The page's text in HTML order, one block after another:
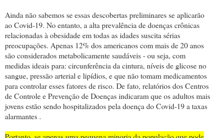
Ainda não sabemos se essas descobertas preliminares se aplicarão
ao Covid-19. No entanto, a alta prevalência de doenças crônicas
relacionadas à obesidade em todas as idades suscita sérias
preocupações. Apenas 12% dos americanos com mais de 20 anos
são considerados metabolicamente saudáveis - ou seja, com
medidas ideais para: circunferência da cintura, níveis de glicose no
sangue, pressão arterial e lipídios, e que não tomam medicamentos
para controlar esses fatores de risco. De fato, relatórios dos Centros
de Controle e Prevenção de Doenças indicaram que os adultos mais
jovens estão sendo hospitalizados pela doença do Covid-19 a taxas
alarmantes .